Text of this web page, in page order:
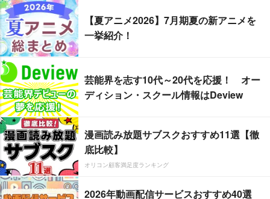
【夏アニメ2026】7月期夏の新アニメを
一挙紹介！
芸能界を志す10代～20代を応援！ オー
ディション・スクール情報はDeview
漫画読み放題サブスクおすすめ11選【徹
底比較】
オリコン顧客満足度ランキング
2026年動画配信サービスおすすめ40選